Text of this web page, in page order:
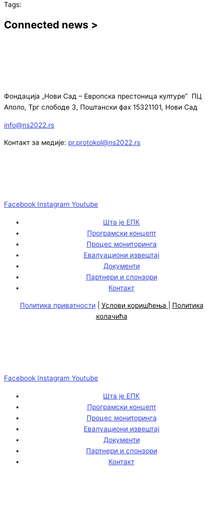
Tags:
Connected news >
Фондација „Нови Сад – Европска престоница културе” ПЦ
Аполо, Трг слободе 3, Поштански фах 15321101, Нови Сад
info@ns2022.rs
Контакт за медије: pr.protokol@ns2022.rs
Facebook Instagram Youtube
Шта је ЕПК
Програмски концепт
Процес мониторинга
Евалуациони извештај
Документи
Партнери и спонзори
Контакт
Политика приватности Услови коришћења
Политика
колачића
Facebook Instagram Youtube
Шта је ЕПК
Програмски концепт
Процес мониторинга
Евалуациони извештај
Документи
Партнери и спонзори
Контакт